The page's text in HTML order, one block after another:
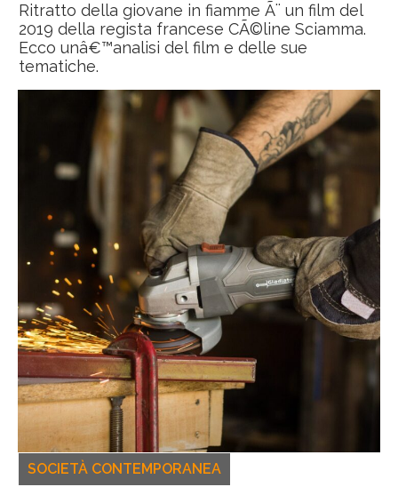
Ritratto della giovane in fiamme Ã¨ un film del
2019 della regista francese CÃ©line Sciamma.
Ecco unâ€™analisi del film e delle sue
tematiche.
SOCIETÀ CONTEMPORANEA